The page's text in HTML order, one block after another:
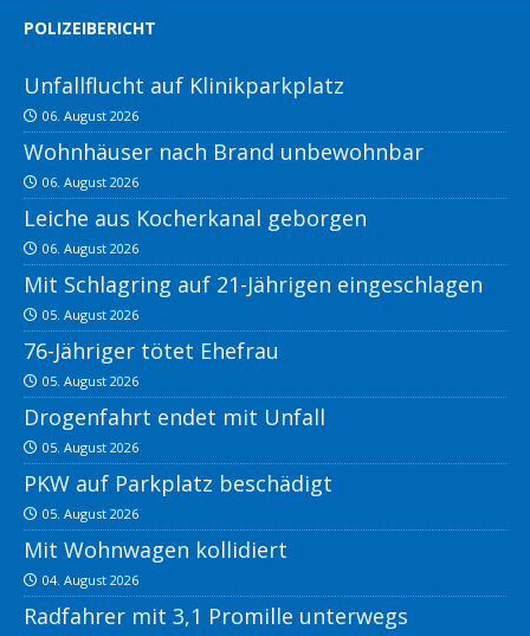
POLIZEIBERICHT
Unfallflucht auf Klinikparkplatz
06. August 2026
Wohnhäuser nach Brand unbewohnbar
06. August 2026
Leiche aus Kocherkanal geborgen
06. August 2026
Mit Schlagring auf 21-Jährigen eingeschlagen
05. August 2026
76-Jähriger tötet Ehefrau
05. August 2026
Drogenfahrt endet mit Unfall
05. August 2026
PKW auf Parkplatz beschädigt
05. August 2026
Mit Wohnwagen kollidiert
04. August 2026
Radfahrer mit 3,1 Promille unterwegs